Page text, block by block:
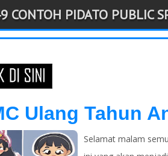
CONTOH PIDATO PUBLIC
Ulang Tahun
Selamat malam